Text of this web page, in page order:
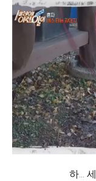
하...